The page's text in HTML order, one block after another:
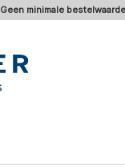
Geen minimale bestelwaarde